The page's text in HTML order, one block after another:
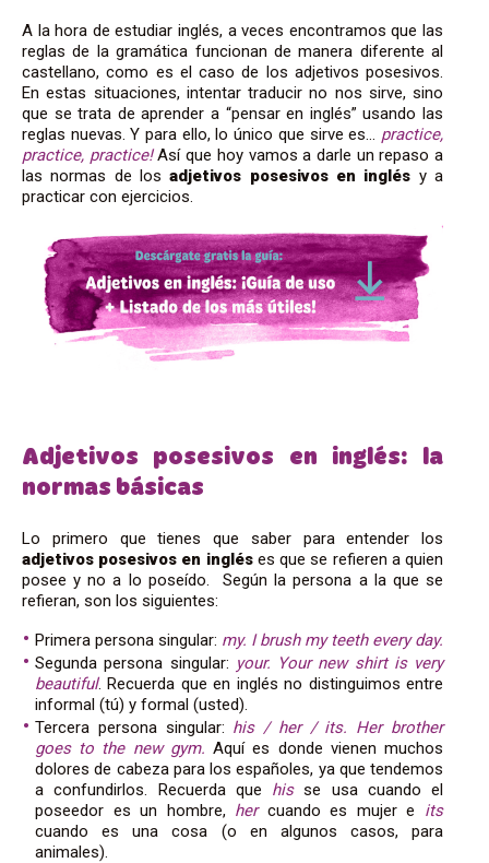
A la hora de estudiar inglés, a veces encontramos que las
reglas de la gramática funcionan de manera diferente al
castellano, como es el caso de los adjetivos posesivos.
En estas situaciones, intentar traducir no nos sirve, sino
que se trata de aprender a “pensar en inglés” usando las
reglas nuevas. Y para ello, lo único que sirve es… practice,
practice, practice!Así que hoy vamos a darle un repaso a
las normas de los adjetivos posesivos en inglés y a
practicar con ejercicios.
Adjetivos posesivos en inglés: la
normas básicas
Lo primero que tienes que saber para entender los
adjetivos posesivos en ingléses que se refieren a quien
posee y no a lo poseído. Según la persona a la que se
refieran, son los siguientes:
Primera persona singular: my. I brush my teeth every day.
Segunda persona singular: your. Your new shirt is very
beautiful. Recuerda que en inglés no distinguimos entre
informal (tú) y formal (usted).
Tercera persona singular: his / her / its. Her brother
goes to the new gym. Aquí es donde vienen muchos
dolores de cabeza para los españoles, ya que tendemos
a confundirlos. Recuerda que hisse usa cuando el
poseedor es un hombre, hercuando es mujer e its
cuando es una cosa (o en algunos casos, para
animales).